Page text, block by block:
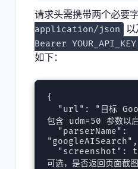
请求头需携带两个必要字
application/json
以
Bearer YOUR_API_KEY
如下：
{
包含 udm=50 参数
"googleAISearch",
可选，是否返回页面截图